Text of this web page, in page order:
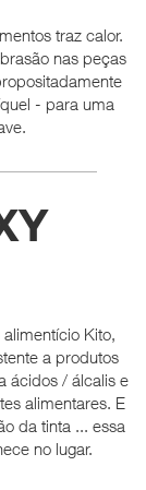
traz calor.
nas peças
- para uma
Kito,
a produtos
ácidos / álcalis e
alimentares. E
da tinta ... essa
no lugar.